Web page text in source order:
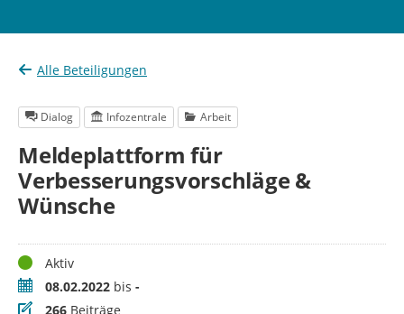
Alle Beteiligungen
Dialog Infozentrale Arbeit
Meldeplattform für
Verbesserungsvorschläge &
Wünsche
StatusAktiv
Zeitraum08.02.2022 bis -
Beiträge
266 Beiträge